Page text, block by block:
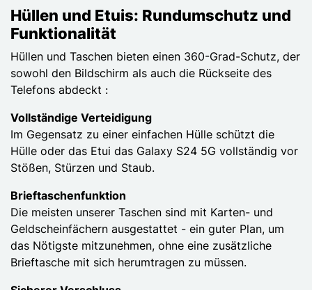
Hüllen und Etuis: Rundumschutz und
Funktionalität
Hüllen und Taschen bieten einen 360-Grad-Schutz, der
sowohl den Bildschirm als auch die Rückseite des
Telefons abdeckt :
Vollständige Verteidigung
Im Gegensatz zu einer einfachen Hülle schützt die
Hülle oder das Etui das Galaxy S24 5G vollständig vor
Stößen, Stürzen und Staub.
Brieftaschenfunktion
Die meisten unserer Taschen sind mit Karten- und
Geldscheinfächern ausgestattet - ein guter Plan, um
das Nötigste mitzunehmen, ohne eine zusätzliche
Brieftasche mit sich herumtragen zu müssen.